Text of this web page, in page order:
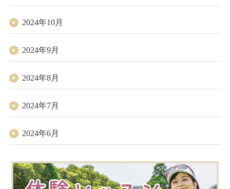
2024年10月
2024年9月
2024年8月
2024年7月
2024年6月